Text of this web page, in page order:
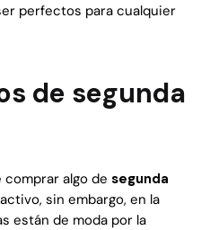
perfectos para cualquier
de segunda
algo de segunda
sin embargo, en la
están de moda por la